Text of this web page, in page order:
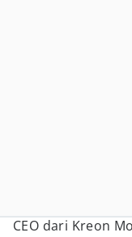
CEO dari Kreon